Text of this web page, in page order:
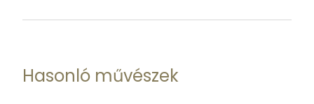
Hasonló művészek